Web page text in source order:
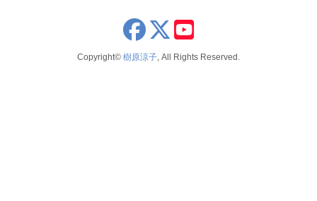
x
Copyright© 樹原涼子, All Rights Reserved.